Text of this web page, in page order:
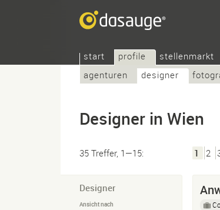
start
profile
agenturen
designer
stellenmarkt
Designer in Wien
35 Treffer, 1—15: 1 2
Designer
Ansicht nach